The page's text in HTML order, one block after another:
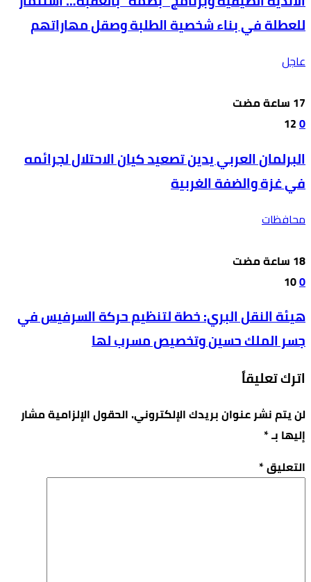
للعطلة في بناء شخصية الطلبة وصقل مهاراتهم
عاجل
0
12
البرلمان العربي يدين تصعيد كيان الاحتلال لجرائمه
في غزة والضفة الغربية
محافظات
0
10
هيئة النقل البري: خطة لتنظيم حركة السرفيس في
جسر الملك حسين وتخصيص مسرب لها
اترك تعليقاً
لن يتم نشر عنوان بريدك الإلكتروني.الحقول الإلزامية مشار
إليها بـ*
التعليق*